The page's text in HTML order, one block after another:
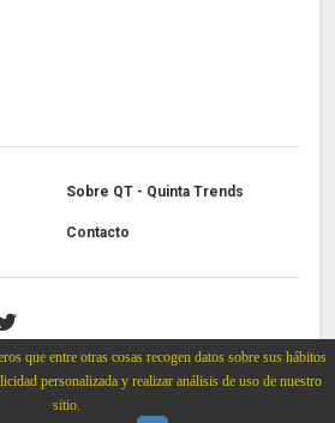
que entre otras cosas recogen datos sobre sus hábitos
personalizada y realizar análisis de uso de nuestro
sitio.
Sobre QT - Quinta Trends
Contacto